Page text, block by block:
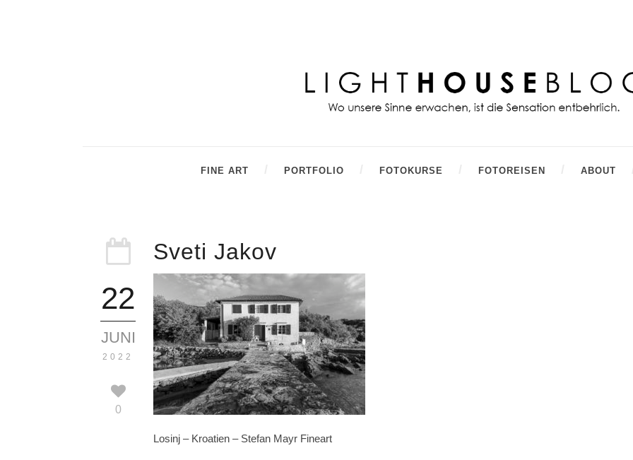
FINE ART PORTFOLIO FOTOKURSE FOTOREISEN ABOUT
22
JUNI
2022
0
Sveti Jakov
Losinj – Kroatien – Stefan Mayr Fineart